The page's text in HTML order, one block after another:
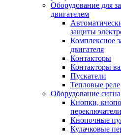
Оборудование для
двигателем
защиты
Комплексное
двигателя
Контакторы
Контакторы
Пускатели
Тепловые реле
Оборудование
Кнопки,
переключатели
Кнопочные
Кулачковые